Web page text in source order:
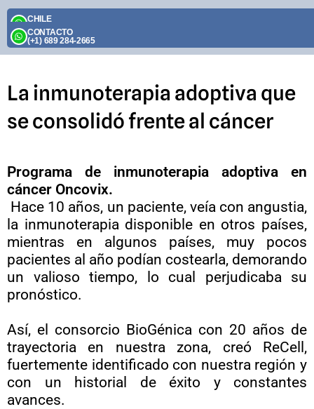
Skip
content
CHILE
(+56) 9 2395 1174
CONTACTO
(+1) 689 284-2665
La inmunoterapia adoptiva que
se consolidó frente al cáncer
Programa de inmunoterapia adoptiva en
cáncer Oncovix.
Hace 10 años, un paciente, veía con angustia,
la inmunoterapia disponible en otros países,
mientras en algunos países, muy pocos
pacientes al año podían costearla, demorando
un valioso tiempo, lo cual perjudicaba su
pronóstico.
Así, el consorcio BioGénica con 20 años de
trayectoria en nuestra zona, creó ReCell,
fuertemente identificado con nuestra región y
con un historial de éxito y constantes
avances.